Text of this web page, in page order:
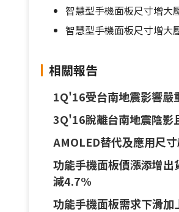
智慧型手機面板尺寸增
智慧型手機面板尺寸增
相關報告
1Q'16受台南地震影響
3Q'16脫離台南地震陰
AMOLED替代及應用尺
功能手機面板價漲添增
減4.7%
功能手機面板需求下滑